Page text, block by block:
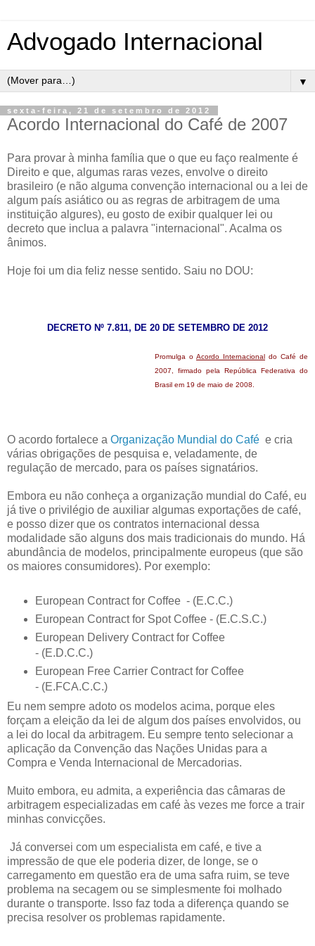
Advogado Internacional
▼
sexta-feira, 21 de setembro de 2012
Acordo Internacional do Café de 2007
Para provar à minha família que o que eu faço realmente é
Direito e que, algumas raras vezes, envolve o direito
brasileiro (e não alguma convenção internacional ou a lei de
algum país asiático ou as regras de arbitragem de uma
instituição algures), eu gosto de exibir qualquer lei ou
decreto que inclua a palavra "internacional". Acalma os
ânimos.
Hoje foi um dia feliz nesse sentido. Saiu no DOU:
DECRETO Nº 7.811, DE 20 DE SETEMBRO DE 2012
Promulga o Acordo Internacional do Café de
2007, firmado pela República Federativa do
Brasil em 19 de maio de 2008.
O acordo fortalece a Organização Mundial do Café e cria
várias obrigações de pesquisa e, veladamente, de
regulação de mercado, para os países signatários.
Embora eu não conheça a organização mundial do Café, eu
já tive o privilégio de auxiliar algumas exportações de café,
e posso dizer que os contratos internacional dessa
modalidade são alguns dos mais tradicionais do mundo. Há
abundância de modelos, principalmente europeus (que são
os maiores consumidores). Por exemplo:
European Contract for Coffee - (E.C.C.)
European Contract for Spot Coffee - (E.C.S.C.)
European Delivery Contract for Coffee
- (E.D.C.C.)
European Free Carrier Contract for Coffee
- (E.FCA.C.C.)
Eu nem sempre adoto os modelos acima, porque eles
forçam a eleição da lei de algum dos países envolvidos, ou
a lei do local da arbitragem. Eu sempre tento selecionar a
aplicação da Convenção das Nações Unidas para a
Compra e Venda Internacional de Mercadorias.
Muito embora, eu admita, a experiência das câmaras de
arbitragem especializadas em café às vezes me force a trair
minhas convicções.
Já conversei com um especialista em café, e tive a
impressão de que ele poderia dizer, de longe, se o
carregamento em questão era de uma safra ruim, se teve
problema na secagem ou se simplesmente foi molhado
durante o transporte. Isso faz toda a diferença quando se
precisa resolver os problemas rapidamente.